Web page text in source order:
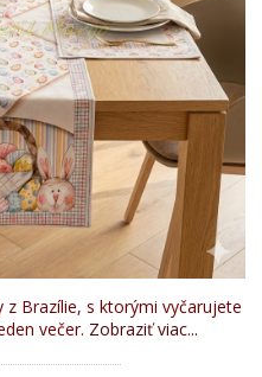
z Brazílie, s ktorými vyčarujete
večer. Zobraziť viac...